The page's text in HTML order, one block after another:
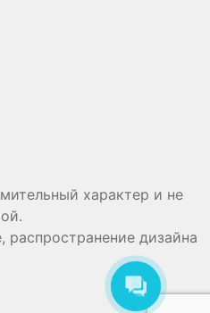
характер и не
распространение дизайна